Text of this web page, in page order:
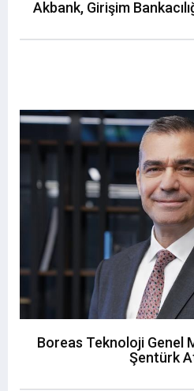
Akbank, Girişim
Boreas Teknoloji Genel
Şentürk